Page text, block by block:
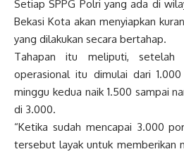
Setiap SPPG Polri yang ada di
Bekasi Kota akan menyiapkan
yang dilakukan secara bertahap.
Tahapan itu meliputi, setelah
operasional itu dimulai dari
minggu kedua naik 1.500 sampai
di 3.000.
“Ketika sudah mencapai 3.000
tersebut layak untuk memberikan